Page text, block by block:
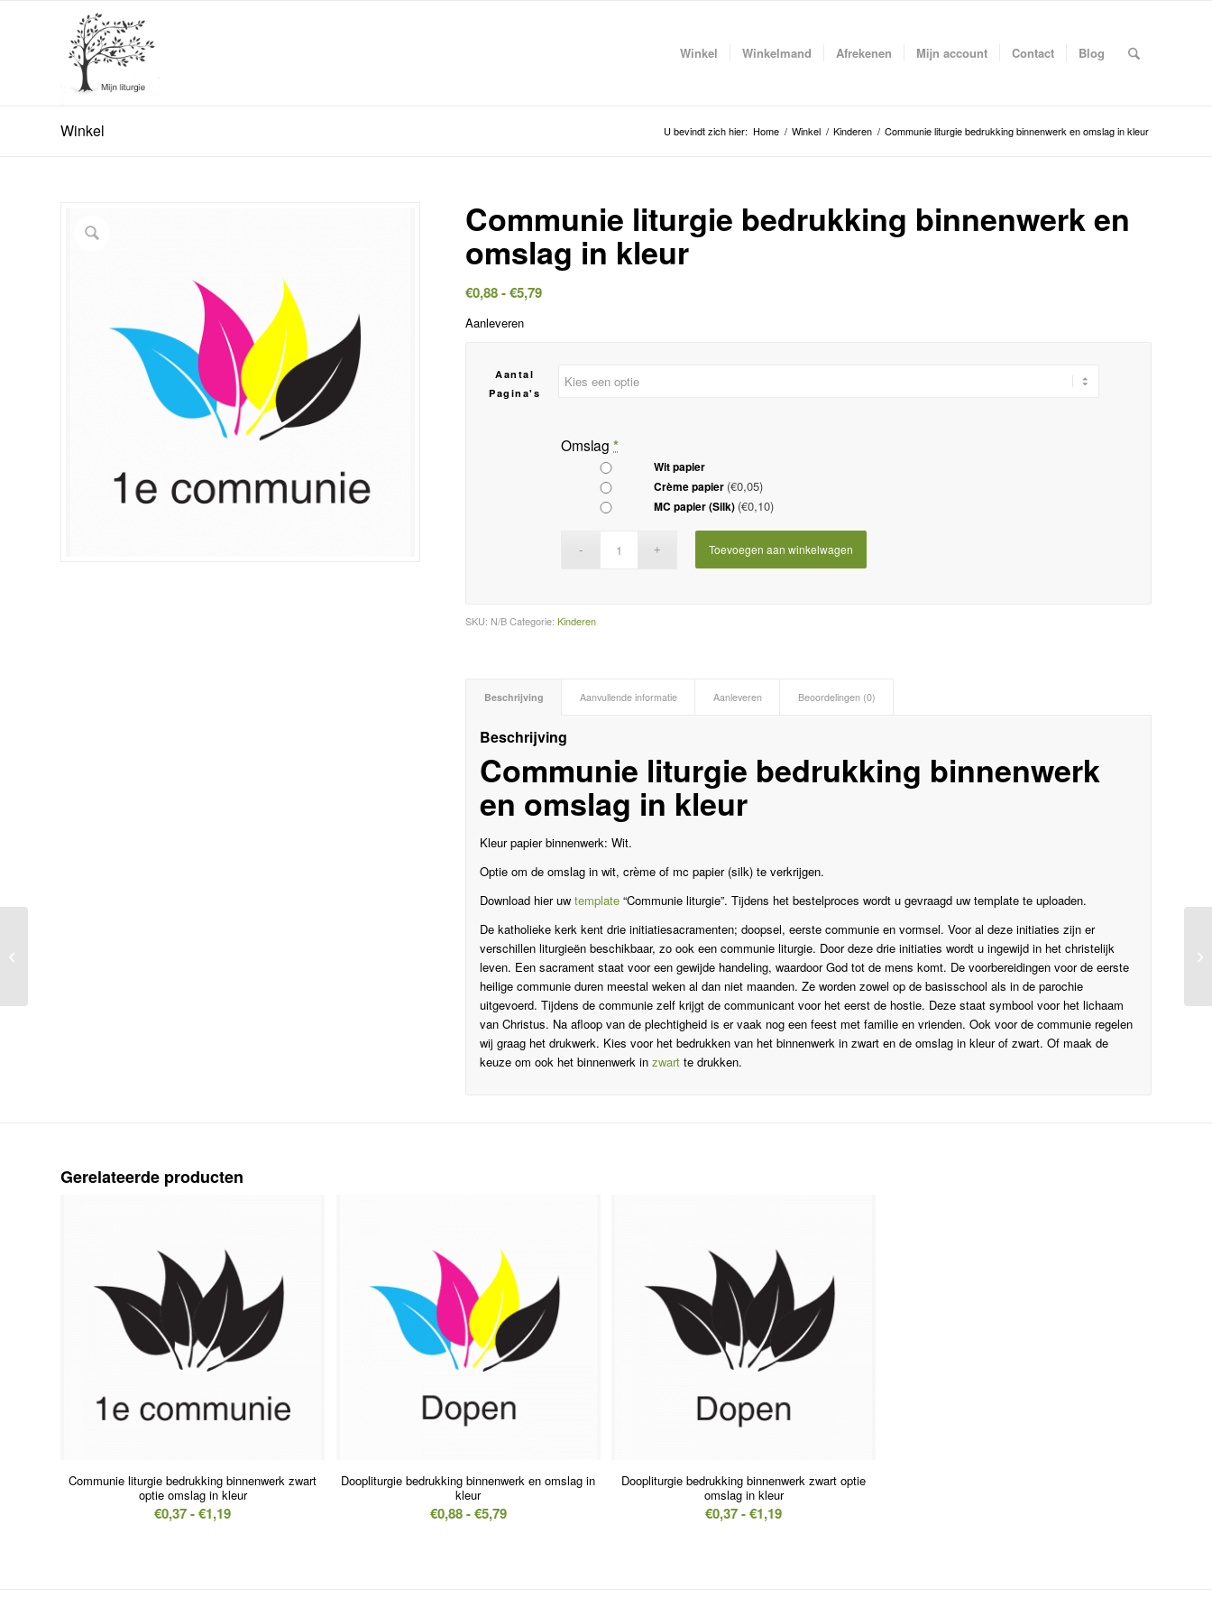
Winkel Winkelmand Afrekenen Mijn account Contact Blog
Winkel U bevindt zich hier: Home / Winkel / Kinderen / Communie liturgie bedrukking binnenwerk en omslag in kleur
Communie liturgie bedrukking binnenwerk en
omslag in kleur
€0,88-€5,79Prijsklasse:
Aanleveren
Aantal
Pagina's
Omslag*
Wit papier
Crème papier (€0,05)
MC papier (Silk) (€0,10)
Toevoegen aan winkelwagen
SKU: N/B Categorie:Kinderen
Beschrijving Aanvullende informatie Aanleveren Beoordelingen (0)
Beschrijving
Communie liturgie bedrukking binnenwerk
en omslag in kleur
Kleur papier binnenwerk: Wit.
Optie om de omslag in wit, crème of mc papier (silk) te verkrijgen.
Download hier uwtemplate “Communie liturgie”. Tijdens het bestelproces wordt u gevraagd uw template te uploaden.
De katholieke kerk kent drie initiatiesacramenten; doopsel, eerste communie en vormsel. Voor al deze initiaties zijn er
verschillen liturgieën beschikbaar, zo ook een communie liturgie. Door deze drie initiaties wordt u ingewijd in het christelijk
leven. Een sacrament staat voor een gewijde handeling, waardoor God tot de mens komt. De voorbereidingen voor de eerste
heilige communie duren meestal weken al dan niet maanden. Ze worden zowel op de basisschool als in de parochie
uitgevoerd. Tijdens de communie zelf krijgt de communicant voor het eerst de hostie. Deze staat symbool voor het lichaam
van Christus. Na afloop van de plechtigheid is er vaak nog een feest met familie en vrienden. Ook voor de communie regelen
wij graag het drukwerk. Kies voor het bedrukken van het binnenwerk in zwart en de omslag in kleur of zwart. Of maak de
keuze om ook het binnenwerk inzwart te drukken.
Gerelateerde producten
Communie liturgie bedrukking binnenwerk zwart
optie omslag in kleur
€0,37-€1,19Prijsklasse:
Doopliturgie bedrukking binnenwerk en omslag in
kleur
€0,88-€5,79Prijsklasse:
Doopliturgie bedrukking binnenwerk zwart optie
omslag in kleur
€0,37-€1,19Prijsklasse: